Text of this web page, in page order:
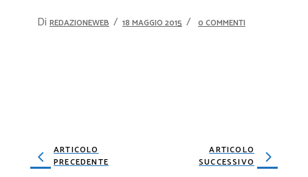
Di REDAZIONEWEB 18 MAGGIO 2015 0 COMMENTI
ARTICOLO
PRECEDENTE
ARTICOLO
SUCCESSIVO